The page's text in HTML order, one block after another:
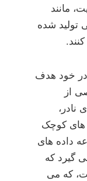
مانند
تولید شده
در خود هدف
از
نادر،
های کوچک
داده های
گیرد که
که می